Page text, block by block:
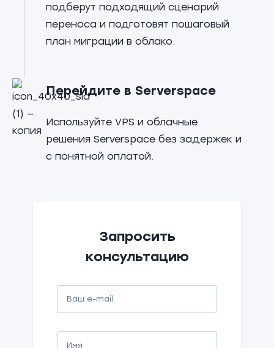
подберут подходящий сценарий
переноса и подготовят пошаговый
план миграции в облако.
Перейдите в Serverspace
Используйте VPS и облачные
решения Serverspace без задержек и
с понятной оплатой.
Запросить
консультацию